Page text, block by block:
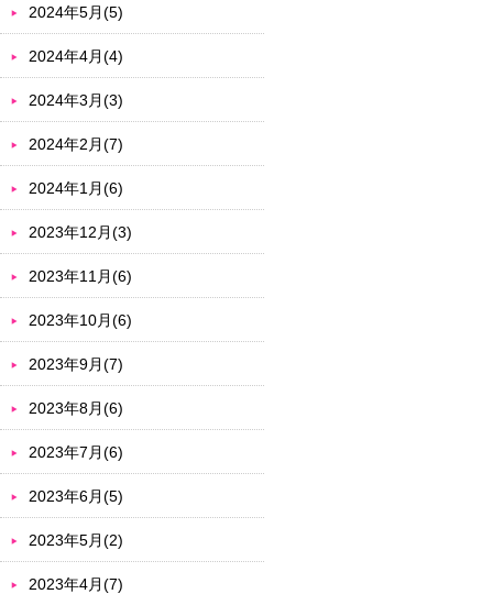
2024年5月(5)
2024年4月(4)
2024年3月(3)
2024年2月(7)
2024年1月(6)
2023年12月(3)
2023年11月(6)
2023年10月(6)
2023年9月(7)
2023年8月(6)
2023年7月(6)
2023年6月(5)
2023年5月(2)
2023年4月(7)